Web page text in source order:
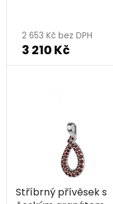
2 653 Kč bez DPH
3 210 Kč
Stříbrný přívěsek s